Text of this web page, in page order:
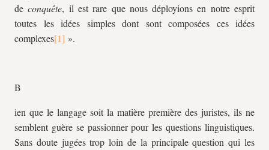
de conquête, il est rare que nous déployions en notre esprit
toutes les idées simples dont sont composées ces idées
complexes
».
B
ien que le langage soit la matière première des juristes, ils ne
semblent guère se passionner pour les questions linguistiques.
Sans doute jugées trop loin de la principale question qui les